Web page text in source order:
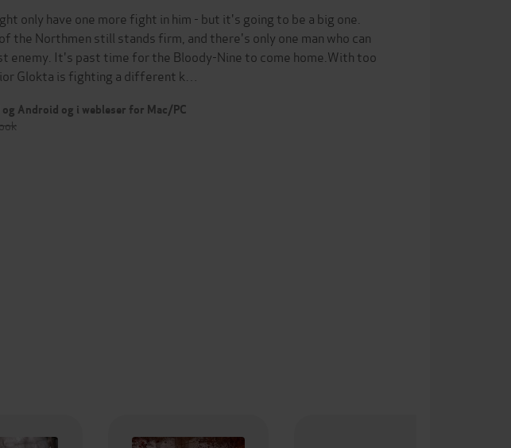
only have one more fight in him - but it's going to be a big one.
the Northmen still stands firm, and there's only one man who can
enemy. It's past time for the Bloody-Nine to come home.With too
Glokta is fighting a different k…
Android og i webleser for Mac/PC